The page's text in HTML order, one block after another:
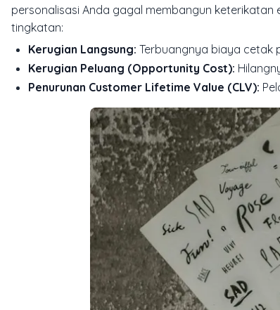
personalisasi Anda gagal membangun
tingkatan:
Kerugian Langsung: Terbuangnya biaya cetak
Kerugian Peluang (Opportunity Cost):
Penurunan Customer Lifetime Value (CLV):